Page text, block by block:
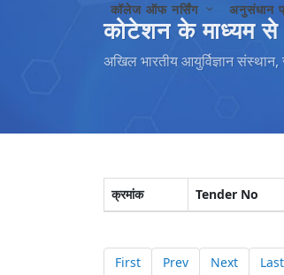
कॉलेज ऑफ नर्सिंग अनुसंधान
कोटेशन के माध्यम से
अखिल भारतीय आयुर्विज्ञान संस्थान,
क्रमांक Tender No
First Prev Next Last